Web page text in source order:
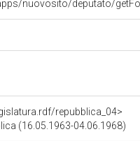
nuovosito/deputato/
repubblica_04>
(16.05.1963-04.06.1968)